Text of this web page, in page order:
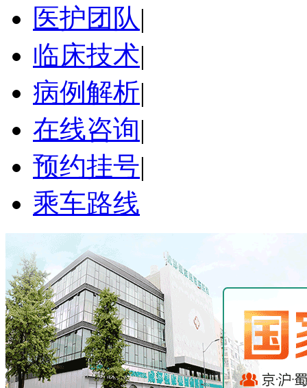
医护团队|
临床技术|
病例解析|
在线咨询|
预约挂号|
乘车路线